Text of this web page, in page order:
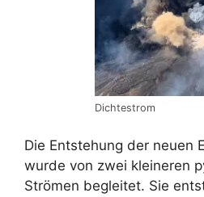
Dichtestrom
Die Entstehung der neuen
wurde von zwei kleineren
Strömen begleitet. Sie